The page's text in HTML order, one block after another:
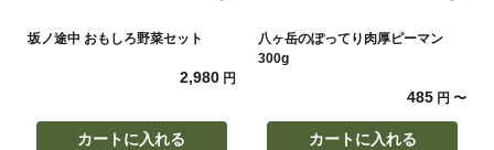
坂ノ途中 おもしろ野菜セット
2,980円
カートに入れる
八ヶ岳のぽってり肉厚ピーマン
300g
485 円〜
カートに入れる